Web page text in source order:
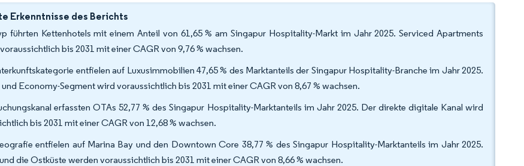
Erkenntnisse des Berichts
führten Kettenhotels mit einem Anteil von 61,65 % am Singapur Hospitality-Markt im Jahr 2025. Serviced Apartments
bis 2031 mit einer CAGR von 9,76 % wachsen.
entfielen auf Luxusimmobilien 47,65 % des Marktanteils der Singapur Hospitality-Branche im Jahr 2025.
Economy-Segment wird voraussichtlich bis 2031 mit einer CAGR von 8,67 % wachsen.
erfassten OTAs 52,77 % des Singapur Hospitality-Marktanteils im Jahr 2025. Der direkte digitale Kanal wird
bis 2031 mit einer CAGR von 12,68 % wachsen.
entfielen auf Marina Bay und den Downtown Core 38,77 % des Singapur Hospitality-Marktanteils im Jahr 2025.
die Ostküste werden voraussichtlich bis 2031 mit einer CAGR von 8,66 % wachsen.